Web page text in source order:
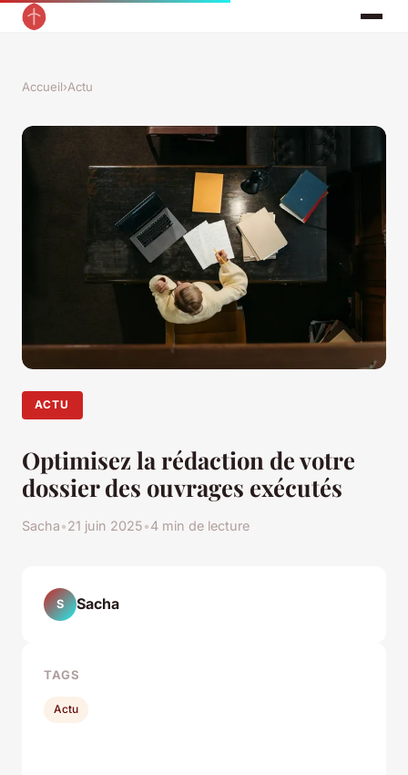
Accueil›Actu
ACTU
Optimisez la rédaction de votre
dossier des ouvrages exécutés
Sacha•21 juin 2025•4 min de lecture
S Sacha
TAGS
Actu